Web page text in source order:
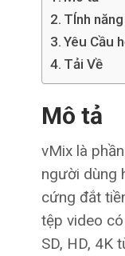
TÍnh
Yêu Cầu
Tải Về
Mô tả
vMix là
người dùng
cứng đắt
tệp video
SD, HD, 4K